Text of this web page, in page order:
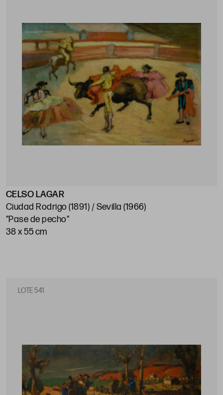
CELSO LAGAR
Ciudad Rodrigo (1891) / Sevilla (1966)
"Pase de pecho"
38 x 55 cm
LOTE 541